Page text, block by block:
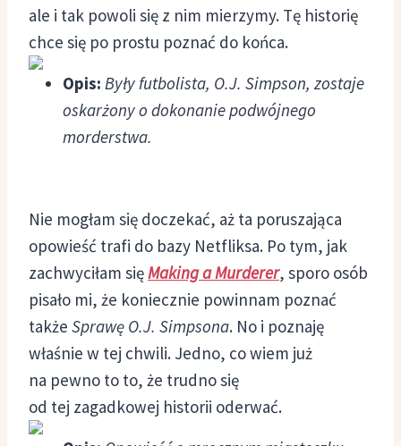
ale i tak powoli się z nim mierzymy. Tę historię
chce się po prostu poznać do końca.
Opis: Były futbolista, O.J. Simpson, zostaje
oskarżony o dokonanie podwójnego
morderstwa.
Nie mogłam się doczekać, aż ta poruszająca
opowieść trafi do bazy Netfliksa. Po tym, jak
zachwyciłam sięMaking a Murderer, sporo osób
pisało mi, że koniecznie powinnam poznać
także Sprawę O.J. Simpsona. No i poznaję
właśnie w tej chwili. Jedno, co wiem już
na pewno to to, że trudno się
od tej zagadkowej historii oderwać.